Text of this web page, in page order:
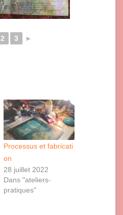
2 3 ►
Processus et fabricati
on
28 juillet 2022
Dans "ateliers-
pratiques"